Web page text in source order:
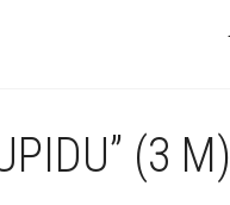
(3 M)